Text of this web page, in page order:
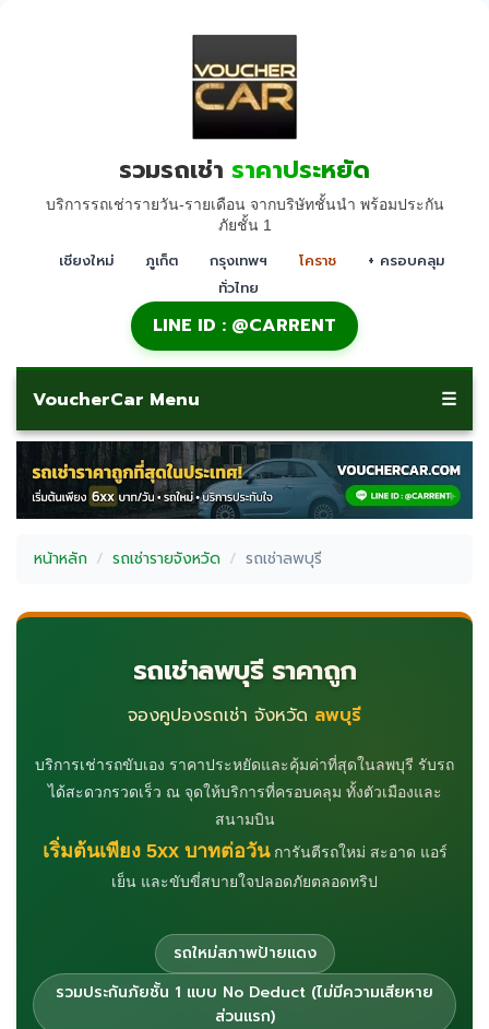
รวมรถเช่า ราคาประหยัด
บริการรถเช่ารายวัน-รายเดือน จากบริษัทชั้นนำ พร้อมประกัน
ภัยชั้น 1
เชียงใหม่ ภูเก็ต กรุงเทพฯ โคราช
+ ครอบคลุม
ทั่วไทย
LINE ID : @CARRENT
VoucherCar Menu ☰
หน้าหลัก รถเช่ารายจังหวัด รถเช่าลพบุรี
รถเช่าลพบุรี ราคาถูก
จองคูปองรถเช่า จังหวัด ลพบุรี
บริการเช่ารถขับเอง ราคาประหยัดและคุ้มค่าที่สุดในลพบุรี รับรถ
ได้สะดวกรวดเร็ว ณ จุดให้บริการที่ครอบคลุม ทั้งตัวเมืองและ
สนามบิน
เริ่มต้นเพียง 5xx บาทต่อวันการันตีรถใหม่ สะอาด แอร์
เย็น และขับขี่สบายใจปลอดภัยตลอดทริป
รถใหม่สภาพป้ายแดง
รวมประกันภัยชั้น 1 แบบ No Deduct (ไม่มีความเสียหาย
ส่วนแรก)